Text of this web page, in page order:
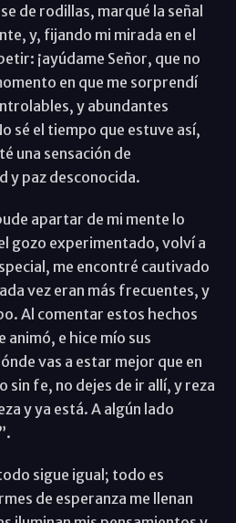
de rodillas, marqué la señal
y, fijando mi mirada en el
¡ayúdame Señor, que no
en que me sorprendí
y abundantes
sé el tiempo que estuve así,
una sensación de
y paz desconocida.
apartar de mi mente lo
gozo experimentado, volví a
me encontré cautivado
vez eran más frecuentes, y
Al comentar estos hechos
animó, e hice mío sus
vas a estar mejor que en
sin fe, no dejes de ir allí, y reza
y ya está. A algún lado
sigue igual; todo es
de esperanza me llenan